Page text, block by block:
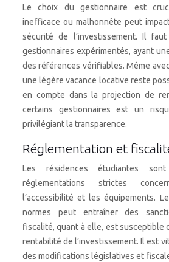
Le choix du gestionnaire est
inefficace ou malhonnête peut
sécurité de l’investissement. Il
gestionnaires expérimentés, ayant
des références vérifiables. Même
une légère vacance locative reste
en compte dans la projection de
certains gestionnaires est un
privilégiant la transparence.
Réglementation et
Les résidences étudiantes
réglementations strictes
l’accessibilité et les équipements.
normes peut entraîner des
fiscalité, quant à elle, est susceptible
rentabilité de l’investissement. Il est
des modifications législatives et